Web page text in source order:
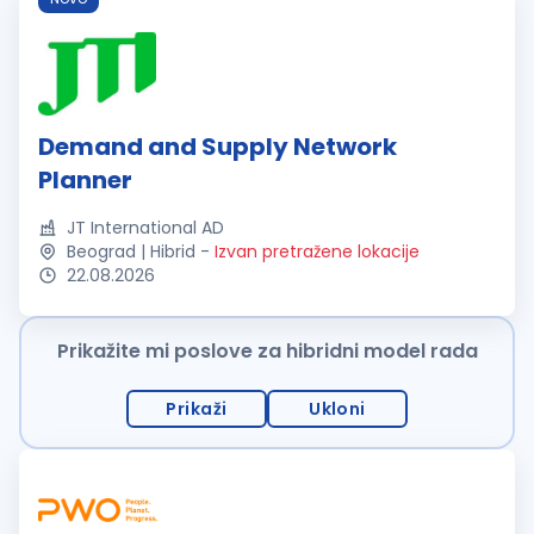
Demand and Supply Network
Planner
JT International AD
Beograd | Hibrid - Izvan pretražene lokacije
22.08.2026
Prikažite mi poslove za hibridni model rada
Prikaži Ukloni